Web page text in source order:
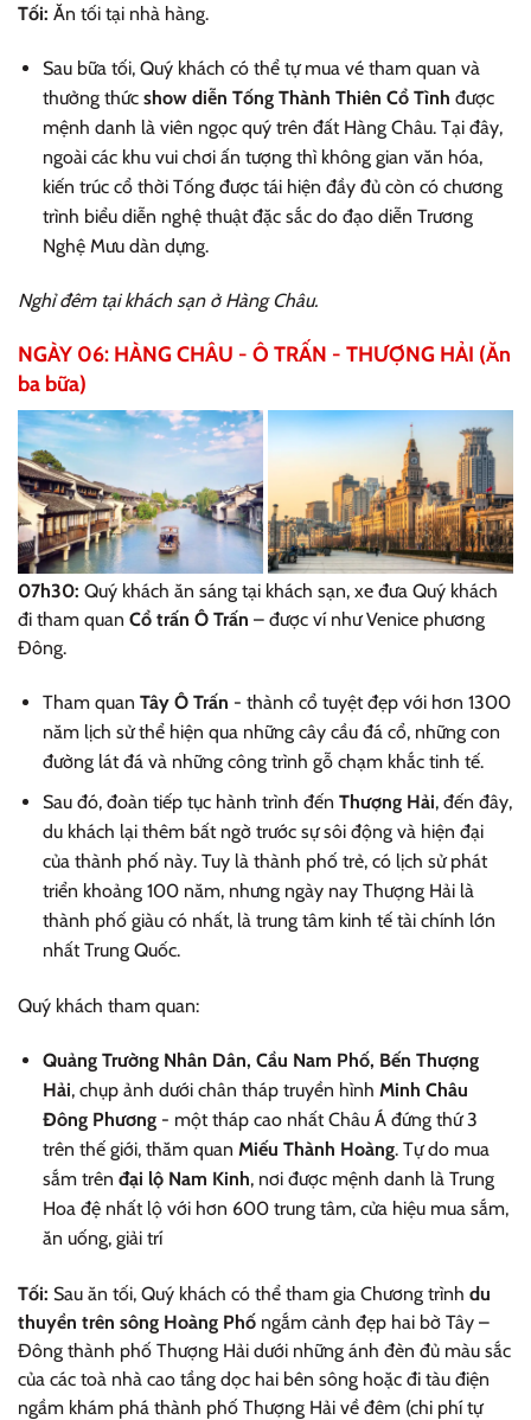
Tối: Ăn tối tại nhà hàng.
Sau bữa tối, Quý khách có thể tự mua vé tham quan và
thưởng thứcshow diễn Tống Thành Thiên Cổ Tình được
mệnh danh là viên ngọc quý trên đất Hàng Châu. Tại đây,
ngoài các khu vui chơi ấn tượng thì không gian văn hóa,
kiến trúc cổ thời Tống được tái hiện đầy đủ còn có chương
trình biểu diễn nghệ thuật đặc sắc do đạo diễn Trương
Nghệ Mưu dàn dựng.
Nghỉ đêm tại khách sạn ở Hàng Châu.
NGÀY 06: HÀNG CHÂU - Ô TRẤN - THƯỢNG HẢI (Ăn
ba bữa)
07h30: Quý khách ăn sáng tại khách sạn, xe đưa Quý khách
đi tham quan Cổ trấn Ô Trấn – được ví như Venice phương
Đông.
Tham quan Tây Ô Trấn - thành cổ tuyệt đẹp với hơn 1300
năm lịch sử thể hiện qua những cây cầu đá cổ, những con
đường lát đá và những công trình gỗ chạm khắc tinh tế.
Sau đó, đoàn tiếp tục hành trình đến Thượng Hải, đến đây,
du khách lại thêm bất ngờ trước sự sôi động và hiện đại
của thành phố này. Tuy là thành phố trẻ, có lịch sử phát
triển khoảng 100 năm, nhưng ngày nay Thượng Hải là
thành phố giàu có nhất, là trung tâm kinh tế tài chính lớn
nhất Trung Quốc.
Quý khách tham quan:
Quảng Trường Nhân Dân, Cầu Nam Phố, Bến Thượng
Hải, chụp ảnh dưới chân tháp truyền hình Minh Châu
Đông Phương- một tháp cao nhất Châu Á đứng thứ 3
trên thế giới, thăm quan Miếu Thành Hoàng. Tự do mua
sắm trên đại lộ Nam Kinh, nơi được mệnh danh là Trung
Hoa đệ nhất lộ với hơn 600 trung tâm, cửa hiệu mua sắm,
ăn uống, giải trí
Tối: Sau ăn tối, Quý khách có thể tham gia Chương trình du
thuyền trên sông Hoàng Phố ngắm cảnh đẹp hai bờ Tây –
Đông thành phố Thượng Hải dưới những ánh đèn đủ màu sắc
của các toà nhà cao tầng dọc hai bên sông hoặc đi tàu điện
ngầm khám phá thành phố Thượng Hải về đêm (chi phí tự